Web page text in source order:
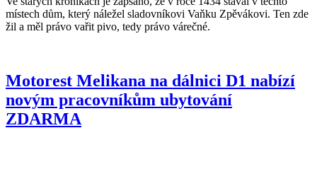
místech dům, který náležel sladovníkovi Vaňku Zpěvákovi. Ten zde
žil a měl právo vařit pivo, tedy právo várečné.
Motorest Melikana na dálnici D1 nabízí
novým pracovníkům ubytování
ZDARMA